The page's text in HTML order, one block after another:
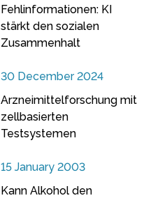
Fehlinformationen: KI
stärkt den sozialen
Zusammenhalt
30 December 2024
Arzneimittelforschung mit
zellbasierten
Testsystemen
15 January 2003
Kann Alkohol den